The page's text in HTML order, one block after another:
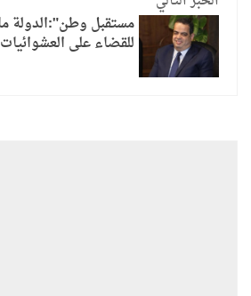
مستقبل وطن":الدولة
للقضاء على العشوائيات